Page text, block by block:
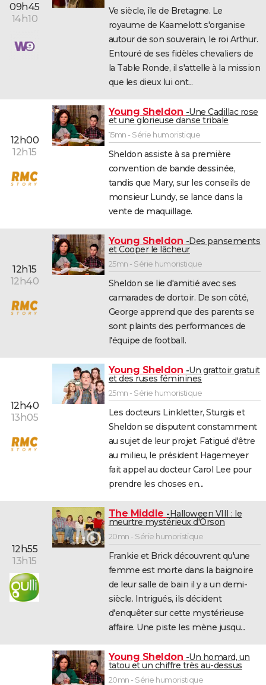
09h45
14h10
Ve siècle, île de Bretagne. Le
royaume de Kaamelott s'organise
autour de son souverain, le roi Arthur.
Entouré de ses fidèles chevaliers de
la Table Ronde, il s'attelle à la mission
que les dieux lui ont...
12h00
12h15
Young Sheldon Une Cadillac rose
et une glorieuse danse tribale
15mn - Série humoristique
Sheldon assiste à sa première
convention de bande dessinée,
tandis que Mary, sur les conseils de
monsieur Lundy, se lance dans la
vente de maquillage.
12h15
12h40
Young Sheldon Des pansements
et Cooper le lâcheur
25mn - Série humoristique
Sheldon se lie d'amitié avec ses
camarades de dortoir. De son côté,
George apprend que des parents se
sont plaints des performances de
l'équipe de football.
12h40
13h05
Young Sheldon Un grattoir gratuit
et des ruses féminines
25mn - Série humoristique
Les docteurs Linkletter, Sturgis et
Sheldon se disputent constamment
au sujet de leur projet. Fatigué d'être
au milieu, le président Hagemeyer
fait appel au docteur Carol Lee pour
prendre les choses en...
12h55
13h15
The Middle Halloween VIII : le
meurtre mystérieux d'Orson
20mn - Série humoristique
Frankie et Brick découvrent qu'une
femme est morte dans la baignoire
de leur salle de bain il y a un demi-
siècle. Intrigués, ils décident
d'enquêter sur cette mystérieuse
affaire. Une piste les mène jusqu...
Young Sheldon Un homard, un
tatou et un chiffre très au-dessus
20mn - Série humoristique